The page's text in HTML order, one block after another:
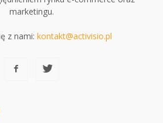
marketingu.
z nami: kontakt@activisio.pl